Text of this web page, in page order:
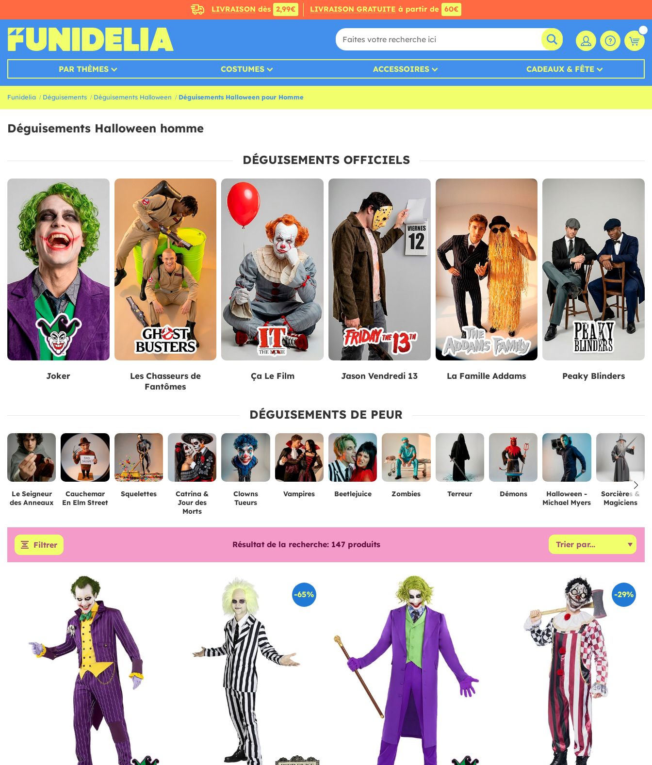
LIVRAISON dès 2,99€ LIVRAISON GRATUITE à partir de 60€
PAR THÈMES COSTUMES ACCESSOIRES CADEAUX & FÊTE
Funidelia Déguisements Déguisements Halloween Déguisements Halloween pour Homme
Déguisements Halloween homme
DÉGUISEMENTS OFFICIELS
Joker
Les Chasseurs de
Fantômes
Ça Le Film Jason Vendredi 13 La Famille Addams Peaky Blinders
DÉGUISEMENTS DE PEUR
Le Seigneur
des Anneaux
Cauchemar
En Elm Street
Squelettes
Catrina &
Jour des
Morts
Clowns
Tueurs
Vampires Beetlejuice Zombies Terreur Démons
Halloween -
Michael Myers
Sorcières &
Magiciens
Filtrer Résultat de la recherche: 147produits
-65% -29%